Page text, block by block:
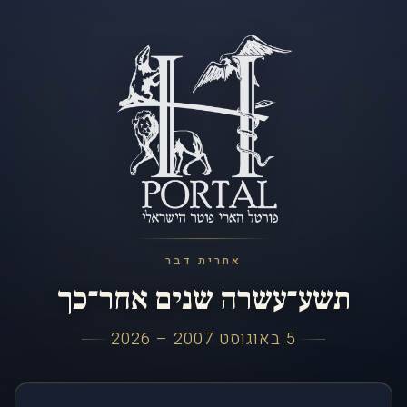
אחרית דבר
תשע־עשרה שנים אחר־כך
5 באוגוסט 2007 – 2026